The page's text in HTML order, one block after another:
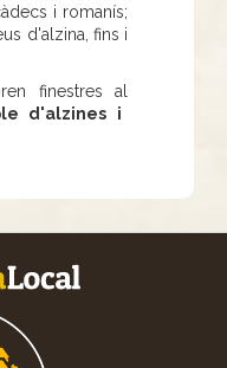
i romanís;
d'alzina, fins i
finestres al
d'alzines i